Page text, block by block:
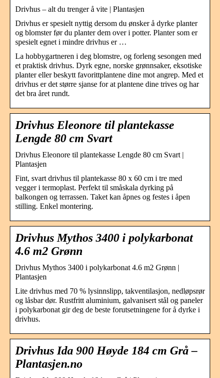
Drivhus – alt du trenger å vite | Plantasjen
Drivhus er spesielt nyttig dersom du ønsker å dyrke planter
og blomster før du planter dem over i potter. Planter som er
spesielt egnet i mindre drivhus er …
La hobbygartneren i deg blomstre, og forleng sesongen med
et praktisk drivhus. Dyrk egne, norske grønnsaker, eksotiske
planter eller beskytt favorittplantene dine mot angrep. Med et
drivhus er det større sjanse for at plantene dine trives og har
det bra året rundt.
Drivhus Eleonore til plantekasse
Lengde 80 cm Svart
Drivhus Eleonore til plantekasse Lengde 80 cm Svart |
Plantasjen
Fint, svart drivhus til plantekasse 80 x 60 cm i tre med
vegger i termoplast. Perfekt til småskala dyrking på
balkongen og terrassen. Taket kan åpnes og festes i åpen
stilling. Enkel montering.
Drivhus Mythos 3400 i polykarbonat
4.6 m2 Grønn
Drivhus Mythos 3400 i polykarbonat 4.6 m2 Grønn |
Plantasjen
Lite drivhus med 70 % lysinnslipp, takventilasjon, nedløpsrør
og låsbar dør. Rustfritt aluminium, galvanisert stål og paneler
i polykarbonat gir deg de beste forutsetningene for å dyrke i
drivhus.
Drivhus Ida 900 Høyde 184 cm Grå –
Plantasjen.no